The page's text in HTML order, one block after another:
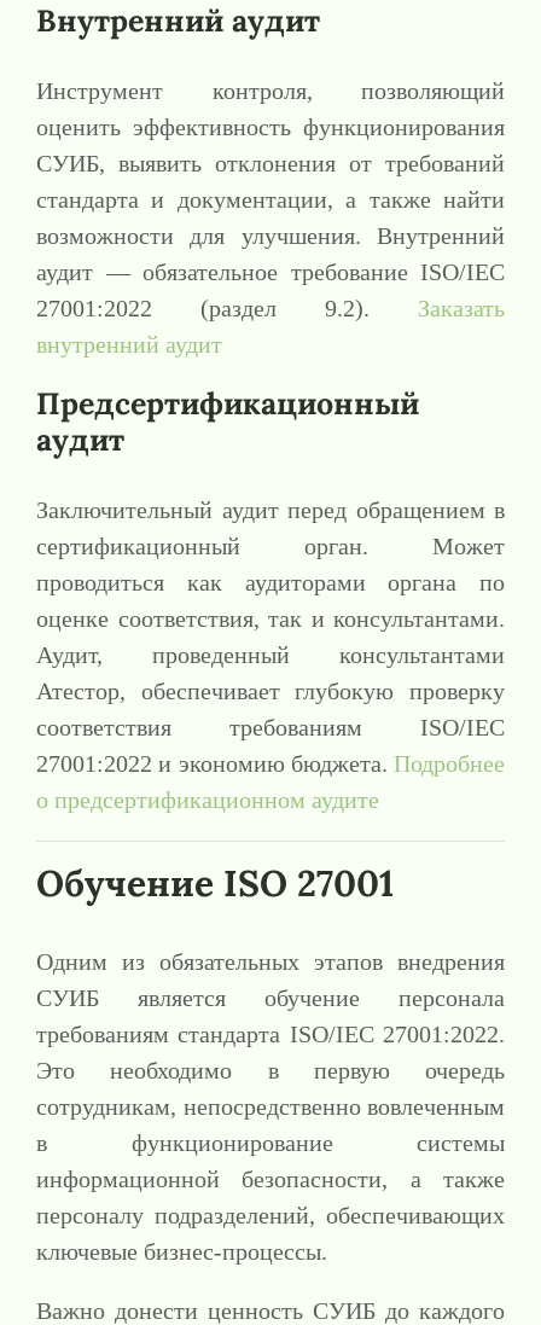
Внутренний аудит
Инструмент контроля, позволяющий
оценить эффективность функционирования
СУИБ, выявить отклонения от требований
стандарта и документации, а также найти
возможности для улучшения. Внутренний
аудит — обязательное требование ISO/IEC
27001:2022 (раздел 9.2). Заказать
внутренний аудит
Предсертификационный
аудит
Заключительный аудит перед обращением в
сертификационный орган. Может
проводиться как аудиторами органа по
оценке соответствия, так и консультантами.
Аудит, проведенный консультантами
Атестор, обеспечивает глубокую проверку
соответствия требованиям ISO/IEC
27001:2022 и экономию бюджета. Подробнее
о предсертификационном аудите
Обучение ISO 27001
Одним из обязательных этапов внедрения
СУИБ является обучение персонала
требованиям стандарта ISO/IEC 27001:2022.
Это необходимо в первую очередь
сотрудникам, непосредственно вовлеченным
в функционирование системы
информационной безопасности, а также
персоналу подразделений, обеспечивающих
ключевые бизнес-процессы.
Важно донести ценность СУИБ до каждого